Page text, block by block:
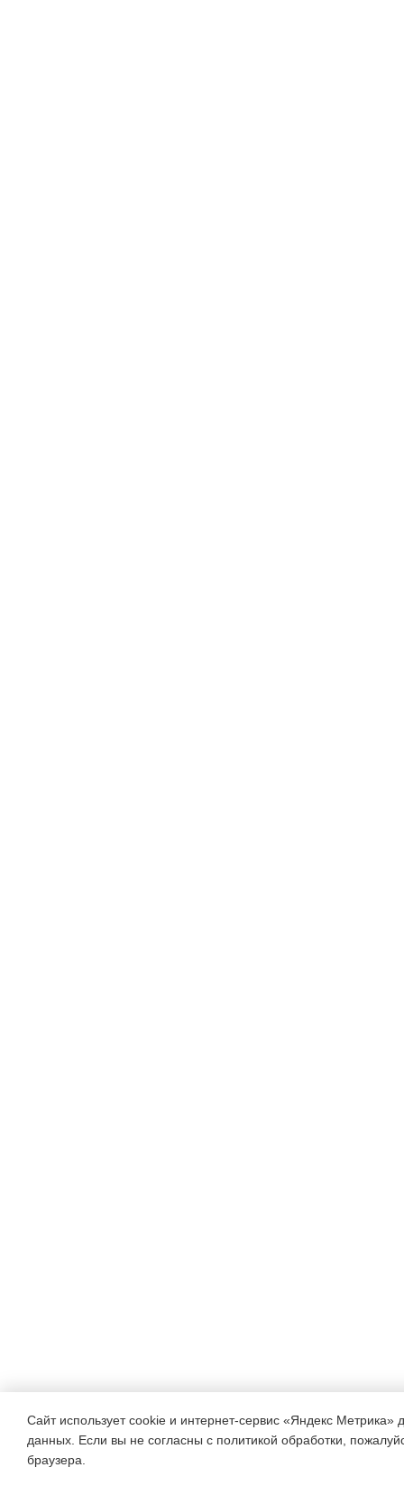
Сайт использует cookie и интернет-сервис «Яндекс Метрика»
данных. Если вы не согласны с политикой обработки,
браузера.